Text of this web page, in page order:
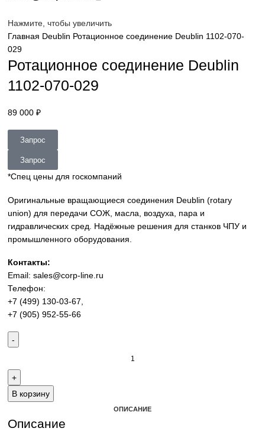
sales@corp-line.ru
Нажмите, чтобы увеличить
ГлавнаяDeublin
Ротационное соединение Deublin 1102-
029
Ротационное соединение
1102-070-029
89 000₽
Запрос
*Спец цены для госкомпаний
Оригинальные вращающиеся соединения Deublin (rotary
union) для передачи СОЖ, масла, воздуха, пара и
гидравлических сред. Надёжные решения для станков
промышленного оборудования.
Контакты:
Email:
+7 (499) 130-03-67
+7 (905) 952-55-66